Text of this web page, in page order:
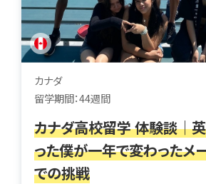
カナダ
留学期間：44週間
カナダ高校留学 体験談｜
った僕が一年で変わったメ
での挑戦